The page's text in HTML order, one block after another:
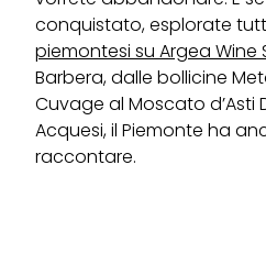
conquistato, esplorate
piemontesi su Argea Wine
Barbera, dalle bollicine
Cuvage al Moscato d’Asti
Acquesi, il Piemonte ha
raccontare.